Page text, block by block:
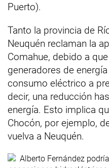
Puerto).
Tanto la provincia de
Neuquén reclaman la
Comahue, debido a
generadores de
consumo eléctrico a
decir, una reducción
energía. Esto implica
Chocón, por ejemplo,
vuelva a Neuquén.